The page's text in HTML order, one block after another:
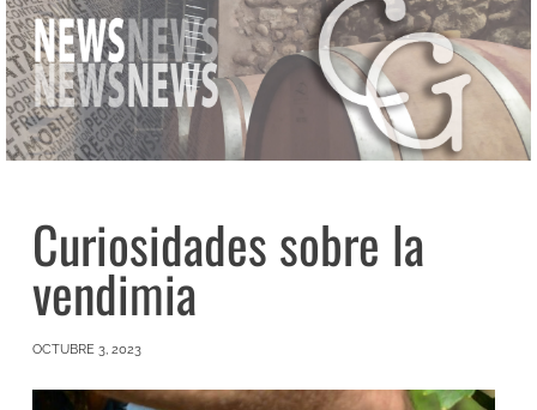
Curiosidades sobre la
vendimia
OCTUBRE 3, 2023